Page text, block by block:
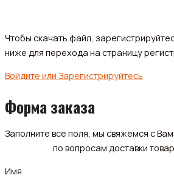
Чтобы скачать файл,
ниже для перехода на страницу
Войдите или Зарегистрируйтесь
Форма заказа
Заполните все поля, мы свяжемся с
по вопросам доставки
Имя